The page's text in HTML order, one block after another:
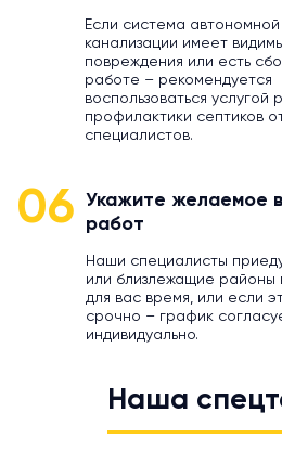
Если система автономной
канализации имеет
повреждения или есть
работе – рекомендуется
воспользоваться услугой
профилактики септиков
специалистов.
06
Укажите желаемое
работ
Наши специалисты
или близлежащие районы
для вас время, или если
срочно – график
индивидуально.
Наша